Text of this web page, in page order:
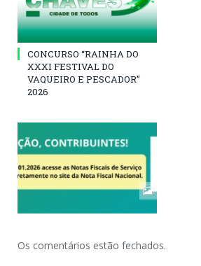
CONCURSO “RAINHA DO
XXXI FESTIVAL DO
VAQUEIRO E PESCADOR”
2026
Os comentários estão fechados.